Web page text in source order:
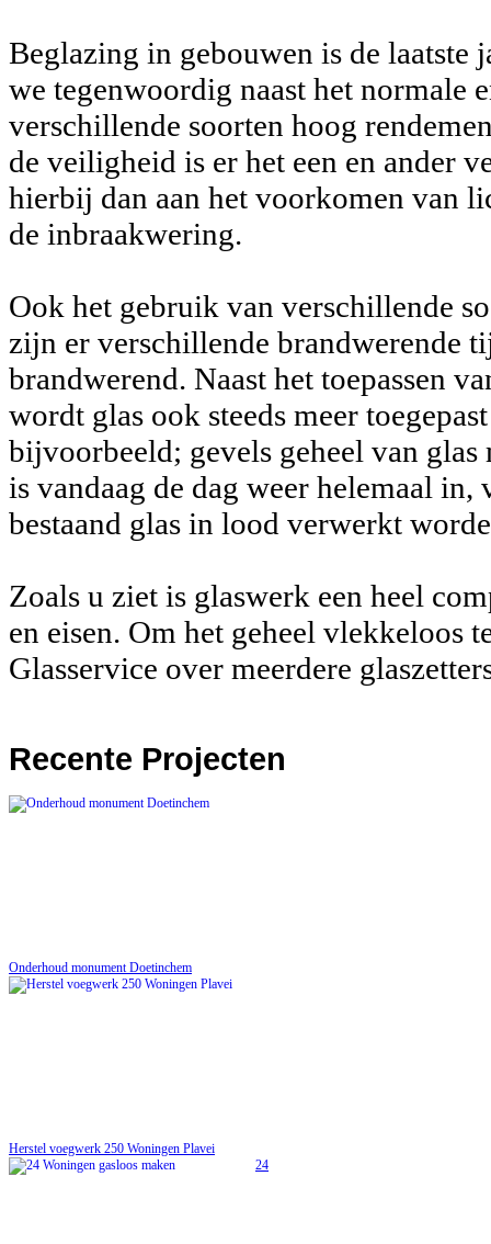
Beglazing in gebouwen is de laatste
we tegenwoordig naast het normale
verschillende soorten hoog
de veiligheid is er het een en ander
hierbij dan aan het voorkomen van
de inbraakwering.
Ook het gebruik van verschillende
zijn er verschillende brandwerende
brandwerend. Naast het toepassen
wordt glas ook steeds meer
bijvoorbeeld; gevels geheel van
is vandaag de dag weer helemaal
bestaand glas in lood verwerkt
Zoals u ziet is glaswerk een heel
en eisen. Om het geheel vlekkeloos
Glasservice over meerdere
Recente Projecten
Onderhoud monument Doetinchem
Herstel voegwerk 250 Woningen Plavei
24